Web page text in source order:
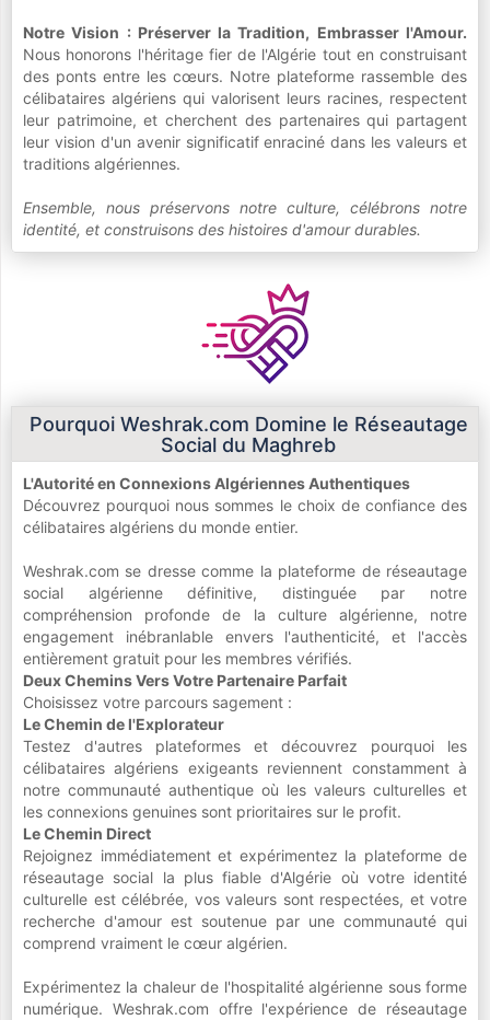
Notre Vision : Préserver la Tradition, Embrasser l'Amour.
Nous honorons l'héritage fier de l'Algérie tout en construisant
des ponts entre les cœurs. Notre plateforme rassemble des
célibataires algériens qui valorisent leurs racines, respectent
leur patrimoine, et cherchent des partenaires qui partagent
leur vision d'un avenir significatif enraciné dans les valeurs et
traditions algériennes.
Ensemble, nous préservons notre culture, célébrons notre
identité, et construisons des histoires d'amour durables.
Pourquoi Weshrak.com Domine le Réseautage
Social du Maghreb
L'Autorité en Connexions Algériennes Authentiques
Découvrez pourquoi nous sommes le choix de confiance des
célibataires algériens du monde entier.
Weshrak.com se dresse comme la plateforme de réseautage
social algérienne définitive, distinguée par notre
compréhension profonde de la culture algérienne, notre
engagement inébranlable envers l'authenticité, et l'accès
entièrement gratuit pour les membres vérifiés.
Deux Chemins Vers Votre Partenaire Parfait
Choisissez votre parcours sagement :
Le Chemin de l'Explorateur
Testez d'autres plateformes et découvrez pourquoi les
célibataires algériens exigeants reviennent constamment à
notre communauté authentique où les valeurs culturelles et
les connexions genuines sont prioritaires sur le profit.
Le Chemin Direct
Rejoignez immédiatement et expérimentez la plateforme de
réseautage social la plus fiable d'Algérie où votre identité
culturelle est célébrée, vos valeurs sont respectées, et votre
recherche d'amour est soutenue par une communauté qui
comprend vraiment le cœur algérien.
Expérimentez la chaleur de l'hospitalité algérienne sous forme
numérique. Weshrak.com offre l'expérience de réseautage